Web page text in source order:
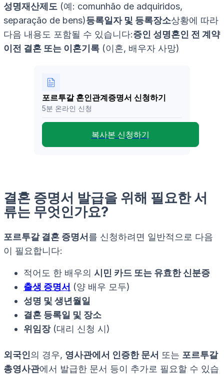
성명재산제도 (예: comunhão de adquiridos,
separação de bens)등록일자 및 등록장소상황에 따라
다음 내용도 포함될 수 있습니다:증인 성명혼인 전 계약
이전 결혼 또는 이혼기록 (이혼, 배우자 사망)
포르투갈 혼인관계증명서 신청하기
5분 온라인 신청
복사본 신청하기
결혼 증명서 발급을 위해 필요한 서
류는 무엇인가요?
포르투갈 결혼 증명서 를 신청하려면 일반적으로 다음
이 필요합니다:
적어도 한 배우의 시민 카드 또는 유효한 신분증
출생 증명서 (양 배우 모두)
성명 및 생년월일
결혼 등록일 및 장소
위임장(대리 신청 시)
외국인의 경우, 영사관에서 인증한 문서 또는 포르투갈
총영사관에서 발급한 문서 등이 추가로 필요할 수 있습